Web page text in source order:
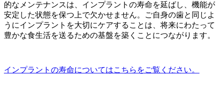
的なメンテナンスは、インプラントの寿命を延ばし、機能が
安定した状態を保つ上で欠かせません。ご自身の歯と同じよ
うにインプラントを大切にケアすることは、将来にわたって
豊かな食生活を送るための基盤を築くことにつながります。
インプラントの寿命についてはこちらをご覧ください。